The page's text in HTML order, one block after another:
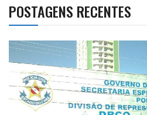
POSTAGENS RECENTES